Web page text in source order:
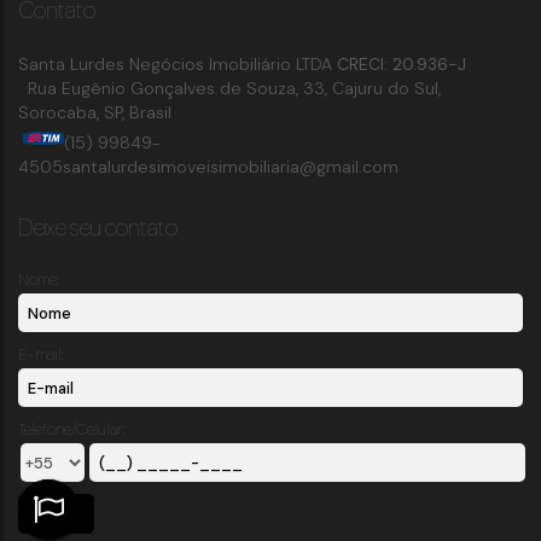
Contato
Santa Lurdes Negócios Imobiliário LTDA CRECI: 20.936-J
Rua Eugênio Gonçalves de Souza, 33, Cajuru do Sul,
Sorocaba, SP, Brasil
(15) 99849-
4505santalurdesimoveisimobiliaria@gmail.com
Deixe seu contato
Nome:
E-mail:
Telefone/Celular: